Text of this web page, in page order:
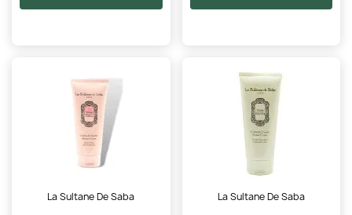
La Sultane De Saba La Sultane De Saba